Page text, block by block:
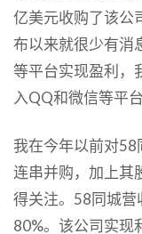
亿美元收购了该公
布以来就很少有消
等平台实现盈利，
入QQ和微信等平台
我在今年以前对58
连串并购，加上其
得关注。58同城
80%。该公司实现